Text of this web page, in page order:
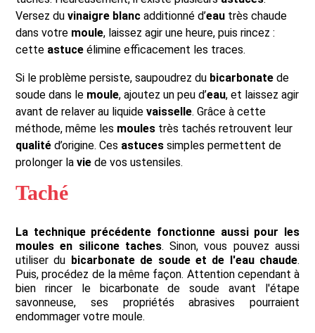
Versez du vinaigre blanc additionné d’eau très chaude
dans votre moule, laissez agir une heure, puis rincez :
cette astuce élimine efficacement les traces.
Si le problème persiste, saupoudrez du bicarbonate de
soude dans le moule, ajoutez un peu d’eau, et laissez agir
avant de relaver au liquide vaisselle. Grâce à cette
méthode, même les moules très tachés retrouvent leur
qualité d’origine. Ces astuces simples permettent de
prolonger la vie de vos ustensiles.
Taché
La technique précédente fonctionne aussi pour les
moules en silicone taches. Sinon, vous pouvez aussi
utiliser du bicarbonate de soude et de l'eau chaude.
Puis, procédez de la même façon. Attention cependant à
bien rincer le bicarbonate de soude avant l'étape
savonneuse, ses propriétés abrasives pourraient
endommager votre moule.